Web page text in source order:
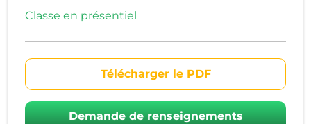
Classe en présentiel
Télécharger le PDF
Demande de renseignements